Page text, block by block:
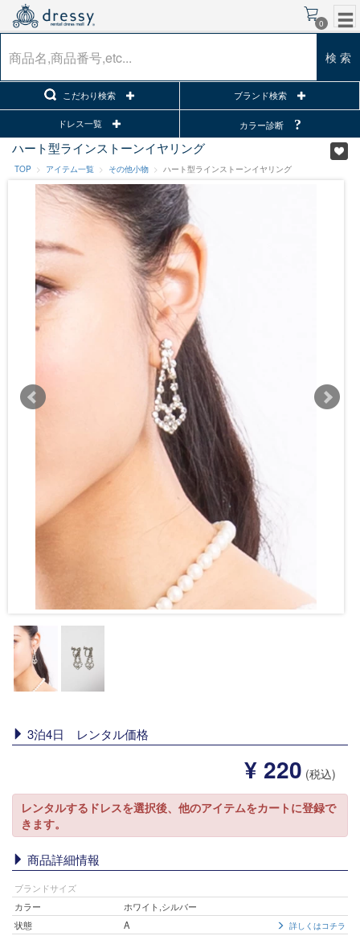
0
検 索
こだわり検索 ブランド検索
ドレス一覧 カラー診断
ハート型ラインストーンイヤリング
TOP アイテム一覧 その他小物 ハート型ラインストーンイヤリング
3泊4日 レンタル価格
¥ 220 (税込)
レンタルするドレスを選択後、他のアイテムをカートに登録で
きます。
商品詳細情報
ブランドサイズ
カラー
ホワイト,シルバー
状態
A 詳しくはコチラ